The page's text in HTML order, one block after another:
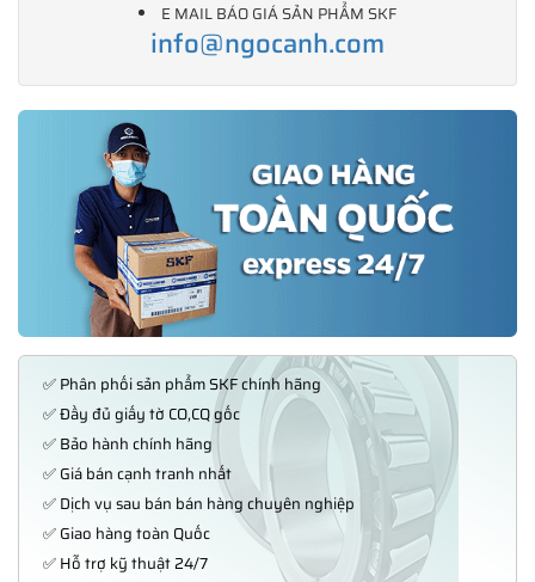
E MAIL BÁO GIÁ SẢN PHẨM SKF
info@ngocanh.com
✅ Phân phối sản phẩm SKF chính hãng
✅ Đầy đủ giấy tờ CO,CQ gốc
✅ Bảo hành chính hãng
✅ Giá bán cạnh tranh nhất
✅ Dịch vụ sau bán bán hàng chuyên nghiệp
✅ Giao hàng toàn Quốc
✅ Hỗ trợ kỹ thuật 24/7